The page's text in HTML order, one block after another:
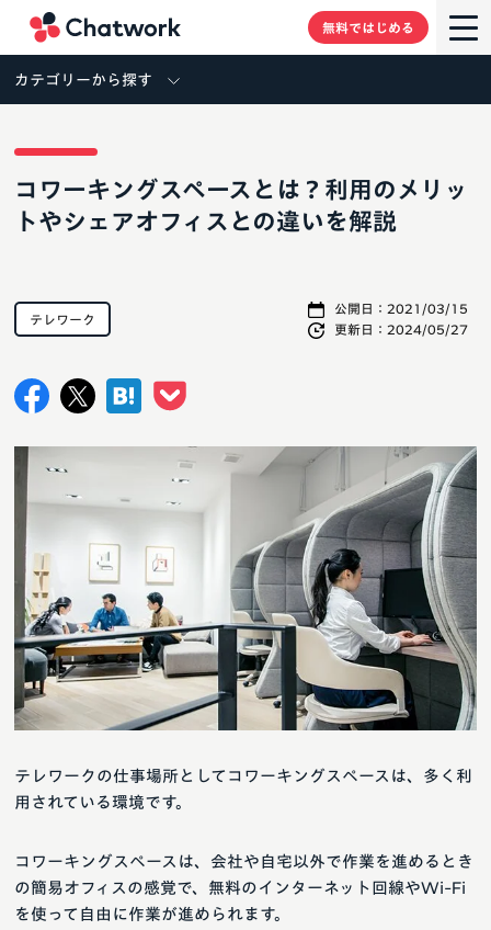
無料ではじめる
カテゴリーから探す
コワーキングスペースとは？利用のメリッ
トやシェアオフィスとの違いを解説
公開日： 2021/03/15
更新日： 2024/05/27
テレワーク
コワーキングスペースは、会社や自宅以外で作業を進めるとき
の簡易オフィスの感覚で、無料のインターネット回線やWi-Fi
を使って自由に作業が進められます。
テレワークの仕事場所としてコワーキングスペースは、多く利
用されている環境です。